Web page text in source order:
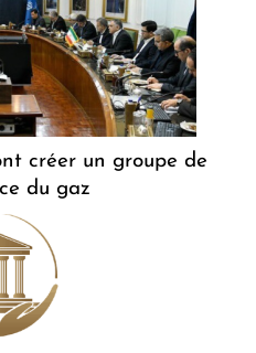
créer un groupe de
du gaz